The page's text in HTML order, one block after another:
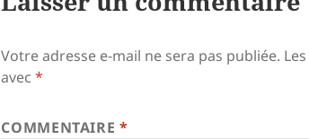
Votre adresse e-mail ne sera pas publiée.
avec*
COMMENTAIRE*